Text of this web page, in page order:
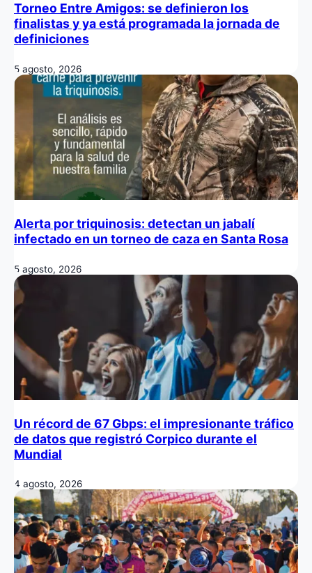
Torneo Entre Amigos: se definieron los
finalistas y ya está programada la jornada de
definiciones
5 agosto, 2026
Alerta por triquinosis: detectan un jabalí
infectado en un torneo de caza en Santa Rosa
5 agosto, 2026
Un récord de 67 Gbps: el impresionante tráfico
de datos que registró Corpico durante el
Mundial
4 agosto, 2026